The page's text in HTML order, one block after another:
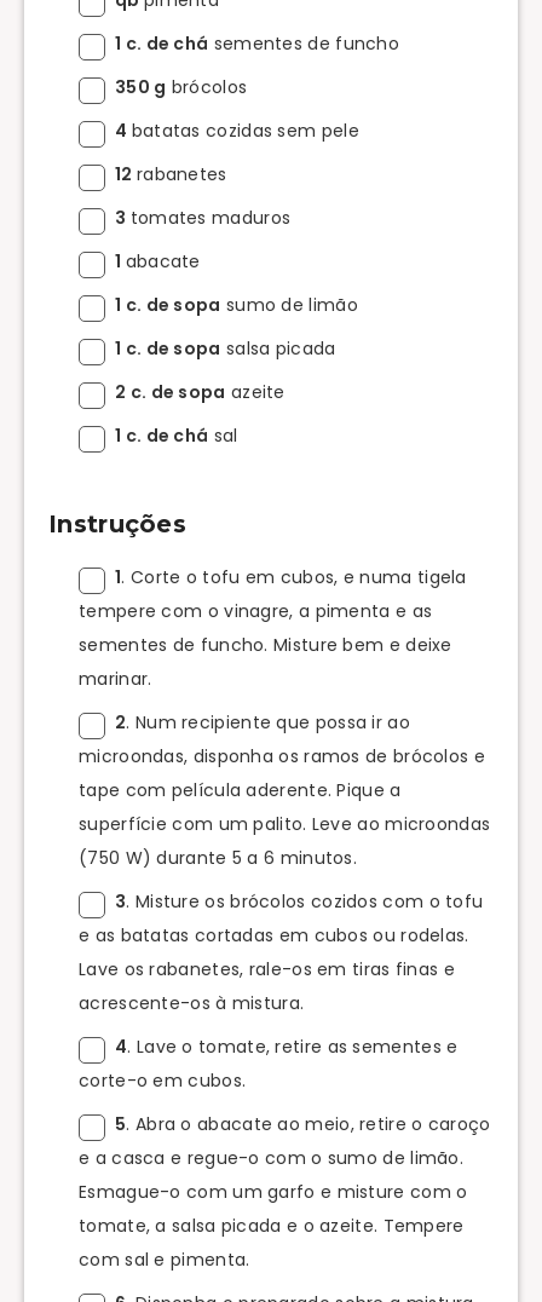
1 c. de chá sementes de funcho
350 g brócolos
4 batatas cozidas sem pele
12 rabanetes
3 tomates maduros
1 abacate
1 c. de sopa sumo de limão
1 c. de sopa salsa picada
2 c. de sopa azeite
1 c. de chá sal
Instruções
1. Corte o tofu em cubos, e numa tigela
tempere com o vinagre, a pimenta e as
sementes de funcho. Misture bem e deixe
marinar.
2. Num recipiente que possa ir ao
microondas, disponha os ramos de brócolos e
tape com película aderente. Pique a
superfície com um palito. Leve ao microondas
(750 W) durante 5 a 6 minutos.
3. Misture os brócolos cozidos com o tofu
e as batatas cortadas em cubos ou rodelas.
Lave os rabanetes, rale-os em tiras finas e
acrescente-os à mistura.
4. Lave o tomate, retire as sementes e
corte-o em cubos.
5. Abra o abacate ao meio, retire o caroço
e a casca e regue-o com o sumo de limão.
Esmague-o com um garfo e misture com o
tomate, a salsa picada e o azeite. Tempere
com sal e pimenta.